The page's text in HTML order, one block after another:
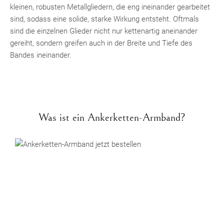
kleinen, robusten Metallgliedern, die eng ineinander gearbeitet
sind, sodass eine solide, starke Wirkung entsteht. Oftmals
sind die einzelnen Glieder nicht nur kettenartig aneinander
gereiht, sondern greifen auch in der Breite und Tiefe des
Bandes ineinander.
Was ist ein Ankerketten-Armband?